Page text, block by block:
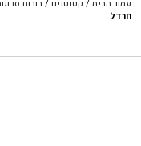
עמוד הבית/ קטנטנים /בובות
חרדל